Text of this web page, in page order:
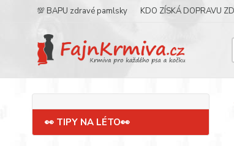
💯 BAPU zdravé pamlsky KDO ZÍSKÁ DOPRAVU
👀 TIPY NA LÉTO👀